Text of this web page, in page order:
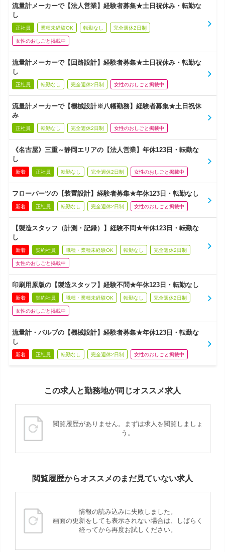
流量計メーカーで【法人営業】経験者募集★土日祝休み・転勤な
し
正社員 業種未経験OK 転勤なし 完全週休2日制
女性のおしごと掲載中
流量計メーカーで【回路設計】経験者募集★土日祝休み・転勤な
し
正社員 転勤なし 完全週休2日制 女性のおしごと掲載中
流量計メーカーで【機械設計※八幡勤務】経験者募集★土日祝休
み
正社員 転勤なし 完全週休2日制 女性のおしごと掲載中
《名古屋》三重～静岡エリアの【法人営業】年休123日・転勤な
し
新着 正社員 転勤なし 完全週休2日制 女性のおしごと掲載中
フローパーツの【装置設計】経験者募集★年休123日・転勤なし
新着 正社員 転勤なし 完全週休2日制 女性のおしごと掲載中
【製造スタッフ（計測・記録）】経験不問★年休123日・転勤な
し
新着 契約社員 職種・業種未経験OK 転勤なし 完全週休2日制
女性のおしごと掲載中
印刷用原版の【製造スタッフ】経験不問★年休123日・転勤なし
新着 契約社員 職種・業種未経験OK 転勤なし 完全週休2日制
女性のおしごと掲載中
流量計・バルブの【機械設計】経験者募集★年休123日・転勤な
し
新着 正社員 転勤なし 完全週休2日制 女性のおしごと掲載中
この求人と勤務地が同じオススメ求人
閲覧履歴がありません。まずは求人を閲覧しましょ
う。
閲覧履歴からオススメのまだ見ていない求人
情報の読み込みに失敗しました。
画面の更新をしても表示されない場合は、しばらく
経ってから再度お試しください。